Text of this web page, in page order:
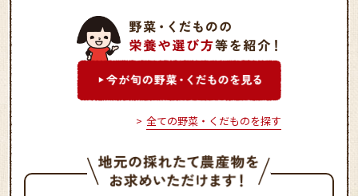
全ての野菜・くだものを探す